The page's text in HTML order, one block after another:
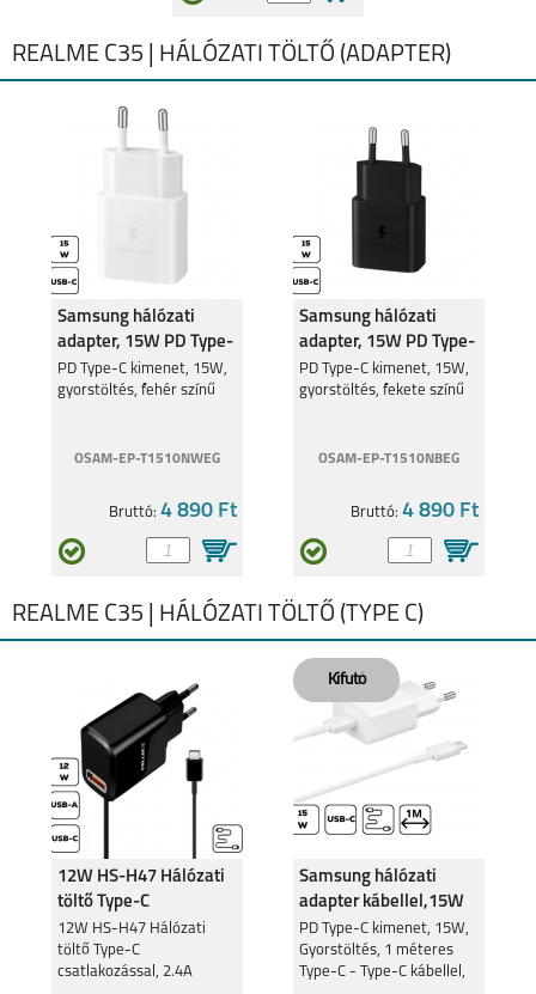
REALME C35 | HÁLÓZATI TÖLTŐ (ADAPTER)
Samsung hálózati
adapter, 15W PD Type-
C, Fehér
PD Type-C kimenet, 15W,
gyorstöltés, fehér színű
OSAM-EP-T1510NWEG
Bruttó: 4 890 Ft
Samsung hálózati
adapter, 15W PD Type-
C, Fekete
PD Type-C kimenet, 15W,
gyorstöltés, fekete színű
OSAM-EP-T1510NBEG
Bruttó:4 890 Ft
REALME C35 | HÁLÓZATI TÖLTŐ (TYPE C)
12W HS-H47 Hálózati
töltő Type-C
csatlakozó,2.4A
12W HS-H47 Hálózati
töltő Type-C
csatlakozással, 2.4A
Samsung hálózati
adapter kábellel,15W
PD Type-C kimenet, 15W,
Gyorstöltés, 1 méteres
Type-C - Type-C kábellel,